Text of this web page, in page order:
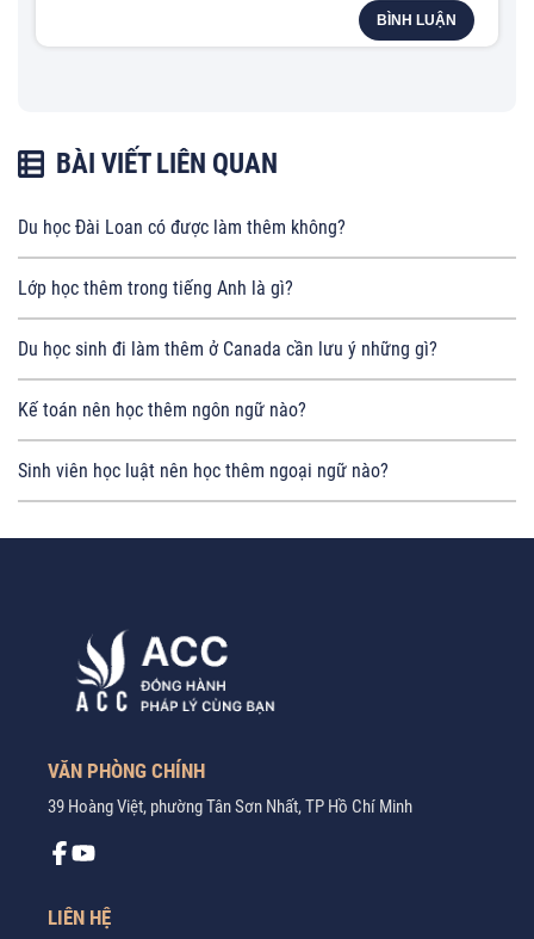
BÌNH LUẬN
BÀI VIẾT LIÊN QUAN
Du học Đài Loan có được làm thêm không?
Lớp học thêm trong tiếng Anh là gì?
Du học sinh đi làm thêm ở Canada cần lưu ý những gì?
Kế toán nên học thêm ngôn ngữ nào?
Sinh viên học luật nên học thêm ngoại ngữ nào?
VĂN PHÒNG CHÍNH
39 Hoàng Việt, phường Tân Sơn Nhất, TP Hồ Chí Minh
LIÊN HỆ